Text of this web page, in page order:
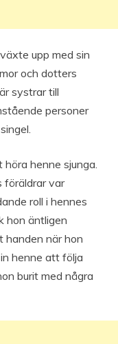
upp med sin
och dotters
systrar till
personer
henne sjunga.
föräldrar var
roll i hennes
hon äntligen
handen när hon
henne att följa
burit med några